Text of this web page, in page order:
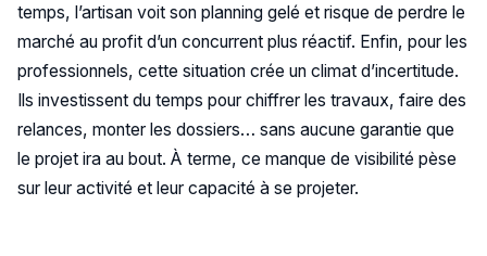
temps, l’artisan voit son planning gelé et risque de perdre le
marché au profit d’un concurrent plus réactif. Enfin, pour les
professionnels, cette situation crée un climat d’incertitude.
Ils investissent du temps pour chiffrer les travaux, faire des
relances, monter les dossiers… sans aucune garantie que
le projet ira au bout. À terme, ce manque de visibilité pèse
sur leur activité et leur capacité à se projeter.